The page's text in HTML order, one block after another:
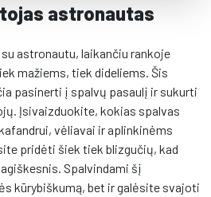
astronautas
astronautu, laikančiu rankoje
mažiems, tiek dideliems. Šis
pasinerti į spalvų pasaulį ir sukurti
Įsivaizduokite, kokias spalvas
vėliavai ir aplinkinėms
pridėti šiek tiek blizgučių, kad
Spalvindami šį
kūrybiškumą, bet ir galėsite svajoti